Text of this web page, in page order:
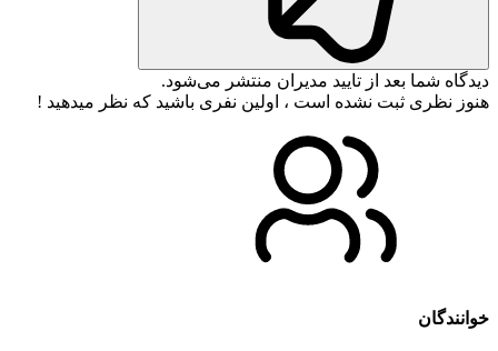
دیدگاه شما بعد از تایید مدیران منتشر می‌شود.
هنوز نظری ثبت نشده است ، اولین نفری باشید که نظر میدهید !
خوانندگان